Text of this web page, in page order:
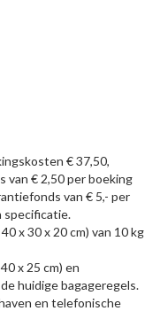
€ 37,50,
van € 2,50 per boeking
van € 5,- per
specificatie.
x 30 x 20 cm) van 10 kg
x 25 cm) en
huidige bagageregels.
en telefonische